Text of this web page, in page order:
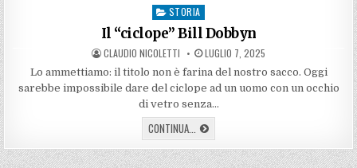
Posted
in
STORIA
Il “ciclope” Bill Dobbyn
AUTHOR:
CLAUDIO NICOLETTI PUBLISHED
DATE:
LUGLIO 7, 2025
Lo ammettiamo: il titolo non è farina del nostro sacco. Oggi
sarebbe impossibile dare del ciclope ad un uomo con un occhio
di vetro senza…
CONTINUA... IL
“CICLOPE”
BILL
DOBBYN